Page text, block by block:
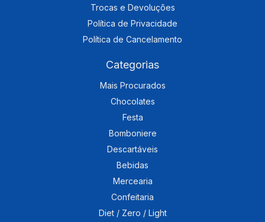
Trocas e Devoluções
Política de Privacidade
Política de Cancelamento
Categorias
Mais Procurados
Chocolates
Festa
Bomboniere
Descartáveis
Bebidas
Mercearia
Confeitaria
Diet / Zero / Light